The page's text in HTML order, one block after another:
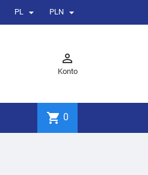
PL  PLN 

Konto
shopping_cart 0